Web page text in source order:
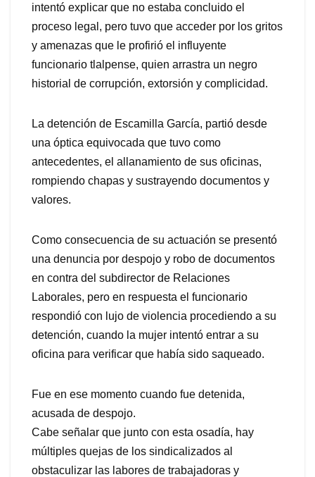
intentó explicar que no estaba concluido el
proceso legal, pero tuvo que acceder por los gritos
y amenazas que le profirió el influyente
funcionario tlalpense, quien arrastra un negro
historial de corrupción, extorsión y complicidad.
La detención de Escamilla García, partió desde
una óptica equivocada que tuvo como
antecedentes, el allanamiento de sus oficinas,
rompiendo chapas y sustrayendo documentos y
valores.
Como consecuencia de su actuación se presentó
una denuncia por despojo y robo de documentos
en contra del subdirector de Relaciones
Laborales, pero en respuesta el funcionario
respondió con lujo de violencia procediendo a su
detención, cuando la mujer intentó entrar a su
oficina para verificar que había sido saqueado.
Fue en ese momento cuando fue detenida,
acusada de despojo.
Cabe señalar que junto con esta osadía, hay
múltiples quejas de los sindicalizados al
obstaculizar las labores de trabajadoras y